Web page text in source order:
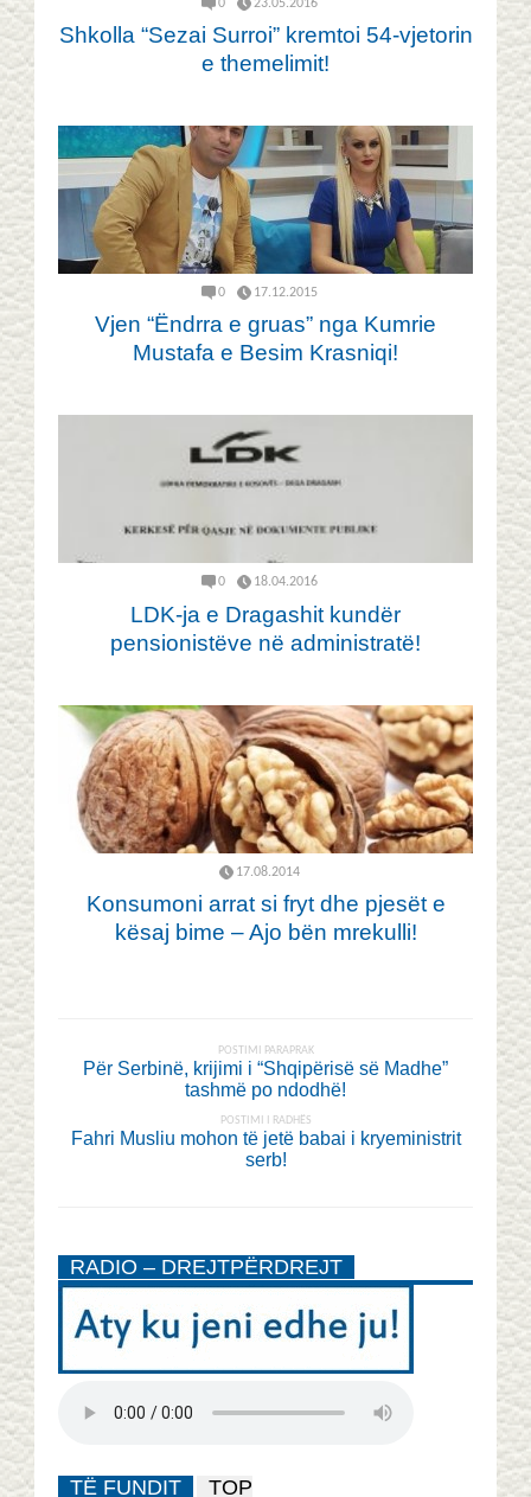
0 23.05.2016
Shkolla “Sezai Surroi” kremtoi 54-vjetorin
e themelimit!
0 17.12.2015
Vjen “Ëndrra e gruas” nga Kumrie
Mustafa e Besim Krasniqi!
0 18.04.2016
LDK-ja e Dragashit kundër
pensionistëve në administratë!
17.08.2014
Konsumoni arrat si fryt dhe pjesët e
kësaj bime – Ajo bën mrekulli!
POSTIMI PARAPRAK
Për Serbinë, krijimi i “Shqipërisë së Madhe”
tashmë po ndodhë!
POSTIMI I RADHËS
Fahri Musliu mohon të jetë babai i kryeministrit
serb!
RADIO – DREJTPËRDREJT
TË FUNDIT
TOP